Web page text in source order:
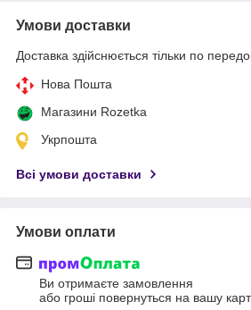
Умови доставки
Доставка здійснюється тільки по
Нова Пошта
Магазини Rozetka
Укрпошта
Всі умови доставки
Умови оплати
Ви отримаєте замовлення
або гроші повернуться на вашу